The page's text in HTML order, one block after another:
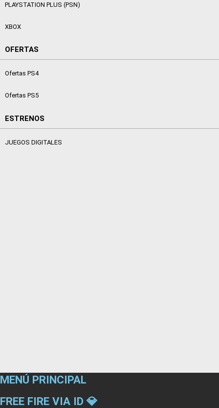
PLAYSTATION PLUS (PSN)
XBOX
OFERTAS
Ofertas PS4
Ofertas PS5
ESTRENOS
JUEGOS DIGITALES
MENÚ PRINCIPAL
FREE FIRE VIA ID 💎